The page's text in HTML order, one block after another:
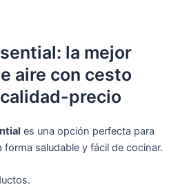
la mejor
aire con cesto
precio
es una opción perfecta para
forma saludable y fácil de cocinar.